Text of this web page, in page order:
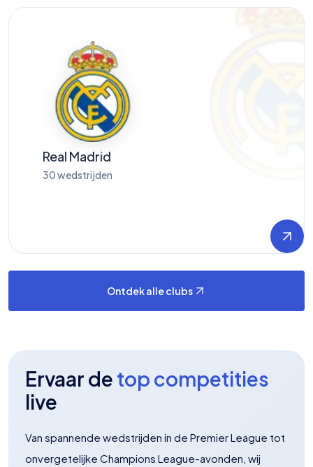
Real Madrid
30wedstrijden
Ontdek alle clubs
Ervaar de top competities
live
Van spannende wedstrijden in de Premier League tot
onvergetelijke Champions League-avonden, wij